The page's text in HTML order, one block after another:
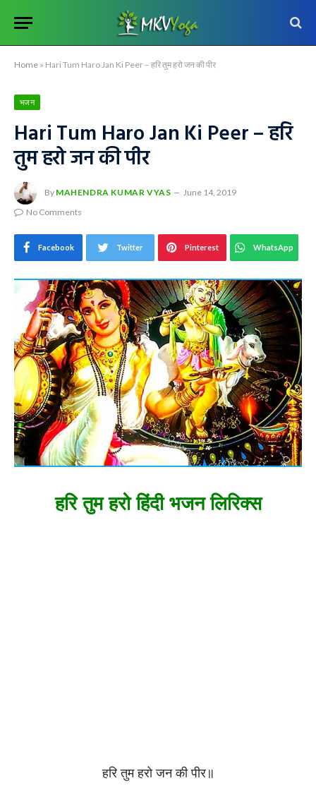
Home » Hari Tum Haro Jan Ki Peer – हरि तुम हरो जन की पीर
भजन
Hari Tum Haro Jan Ki Peer – हरि
तुम हरो जन की पीर
By MAHENDRA KUMAR VYAS
June 14, 2019
No Comments
Facebook Twitter Pinterest WhatsApp
हरि तुम हरो हिंदी भजन लिरिक्स
हरि तुम हरो जन की पीर॥